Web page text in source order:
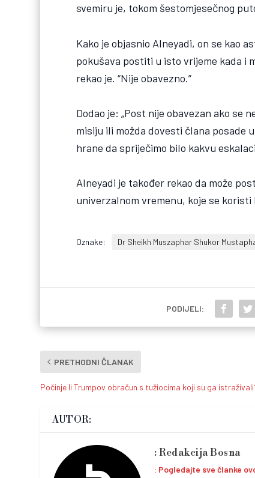
svemiru je, tokom šestomjesečnog
Kako je objasnio Alneyadi, on se kao
pokušava postiti u isto vrijeme kada i
rekao je. “Nije obavezno.”
Dodao je: „Post nije obavezan ako se
misiju ili možda dovesti člana posade
hrane da spriječimo bilo kakvu
Alneyadi je također rekao da može
univerzalnom vremenu, koje se
Oznake: Dr Sheikh Muszaphar Shukor
PODIJELI:
PRETHODNI ČLANAK
Počinje li Trumpov obračun s tužiocima koji su ga
AUTOR:
Redakcija Bosna
Pogledajte sve članke